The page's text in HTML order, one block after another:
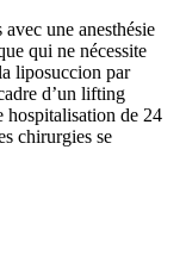
une anesthésie
qui ne nécessite
liposuccion par
d’un lifting
hospitalisation de 24
chirurgies se